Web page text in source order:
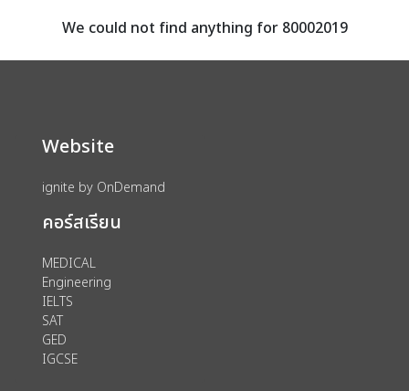
assignment ลงทะเบียน
We could not find anything for 80002019
Website
ignite by OnDemand
คอร์สเรียน
MEDICAL
Engineering
IELTS
SAT
GED
IGCSE